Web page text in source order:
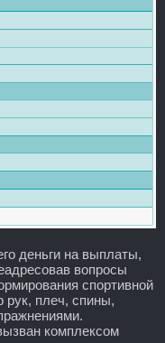
деньги на выплаты,
вопросы
спортивной
плеч, спины,
комплексом